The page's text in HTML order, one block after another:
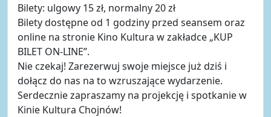
Bilety: ulgowy 15 zł, normalny 20 zł
Bilety dostępne od 1 godziny przed seansem oraz
online na stronie Kino Kultura w zakładce „KUP
BILET ON-LINE”.
Nie czekaj! Zarezerwuj swoje miejsce już dziś i
dołącz do nas na to wzruszające wydarzenie.
Serdecznie zapraszamy na projekcję i spotkanie w
Kinie Kultura Chojnów!